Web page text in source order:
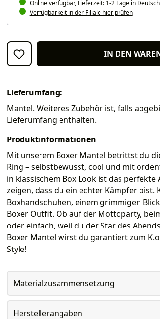
Online verfügbar, Lieferzeit:1-2 Tage in
Verfügbarkeit in der Filiale hier prüfen
IN DEN
Lieferumfang:
Mantel. Weiteres Zubehör ist, falls
Lieferumfang enthalten.
Produktinformationen
Mit unserem Boxer Mantel betrittst du
Ring – selbstbewusst, cool und mit
in klassischem Box Look ist das perfekte
zeigen, dass du ein echter Kämpfer bist.
Boxhandschuhen, einem grimmigen
Boxer Outfit. Ob auf der Mottoparty,
oder einfach, weil du der Star des
Boxer Mantel wirst du garantiert zum
Style!
Materialzusammensetzung
Herstellerangaben